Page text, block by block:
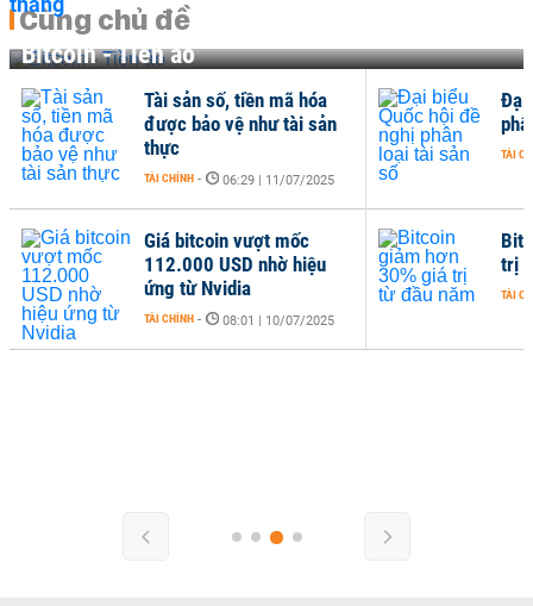
Cùng chủ đề
Bitcoin - Tiền ảo
trị
TÀI
Tài sản số, tiền mã hóa
được bảo vệ như tài sản
thực
TÀI CHÍNH - 06:29 | 11/07/2025
Giá bitcoin vượt mốc
112.000 USD nhờ hiệu
ứng từ Nvidia
TÀI CHÍNH - 08:01 | 10/07/2025
Đại
TÀI